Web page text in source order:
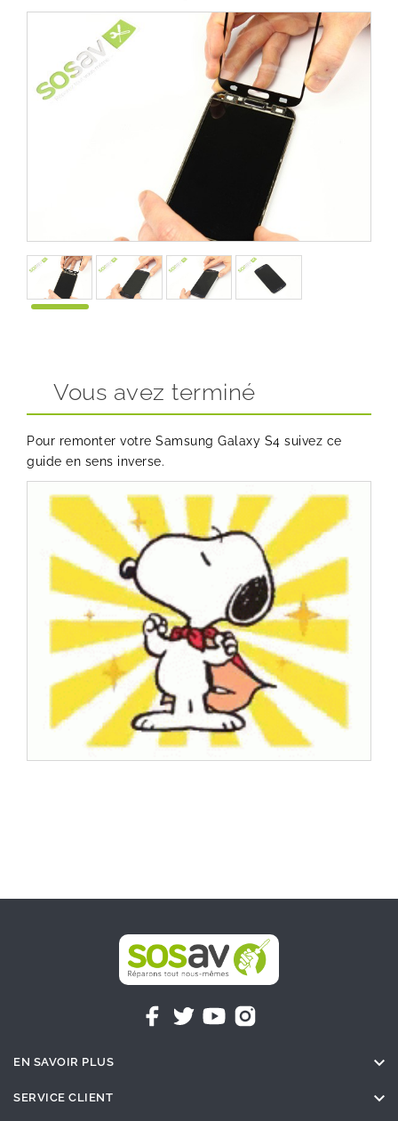
Vous avez terminé
Pour remonter votre Samsung Galaxy S4 suivez ce
guide en sens inverse.
EN SAVOIR PLUS 
SERVICE CLIENT 